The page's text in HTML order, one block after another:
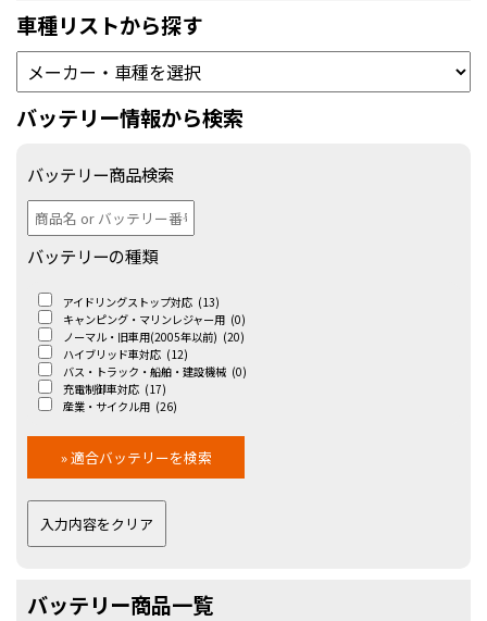
車種リストから探す
バッテリー情報から検索
バッテリー商品検索
バッテリーの種類
アイドリングストップ対応 (13)
キャンピング・マリンレジャー用 (0)
ノーマル・旧車用(2005年以前) (20)
ハイブリッド車対応 (12)
バス・トラック・船舶・建設機械 (0)
充電制御車対応 (17)
産業・サイクル用 (26)
バッテリー商品一覧